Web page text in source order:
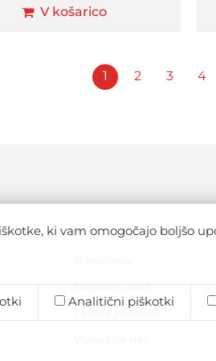
ki vam omogočajo boljšo
Analitični piškotki
V košarico
1 2 3 4
O nas
Odpiralni časi
Zelena jeklenka